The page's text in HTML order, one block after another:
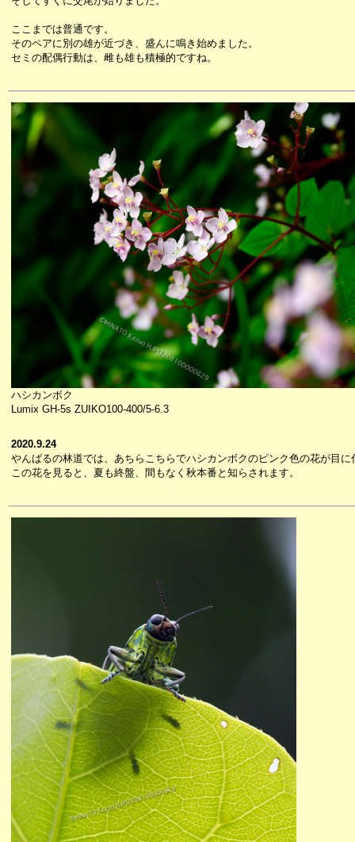
ここまでは普通です。
そのペアに別の雄が近づき、盛んに鳴き始めました。
セミの配偶行動は、雌も雄も積極的ですね。
ハシカンボク
Lumix GH-5s ZUIKO100-400/5-6.3
2020.9.24
やんばるの林道では、あちらこちらでハシカンボクのピンク色の花が目に
この花を見ると、夏も終盤、間もなく秋本番と知らされます。